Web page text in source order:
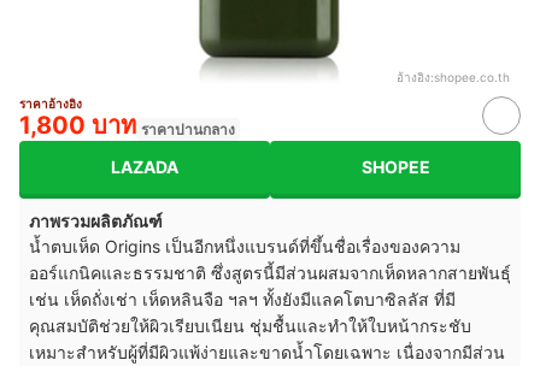
อ้างอิง:shopee.co.th
ราคาอ้างอิง
1,800 บาท ราคาปานกลาง
LAZADA SHOPEE
ภาพรวมผลิตภัณฑ์
น้ำตบเห็ด Origins เป็นอีกหนึ่งแบรนด์ที่ขึ้นชื่อเรื่องของความ
ออร์แกนิคและธรรมชาติ ซึ่งสูตรนี้มีส่วนผสมจากเห็ดหลากสายพันธุ์
เช่น เห็ดถั่งเช่า เห็ดหลินจือ ฯลฯ ทั้งยังมีแลคโตบาซิลลัส ที่มี
คุณสมบัติช่วยให้ผิวเรียบเนียน ชุ่มชื้นและทำให้ใบหน้ากระชับ
เหมาะสำหรับผู้ที่มีผิวแพ้ง่ายและขาดน้ำโดยเฉพาะ เนื่องจากมีส่วน